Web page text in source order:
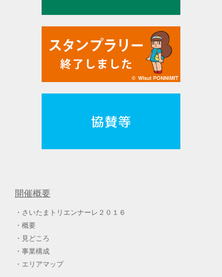
開催概要
さいたまトリエンナーレ２０１６
概要
見どころ
事業構成
エリアマップ